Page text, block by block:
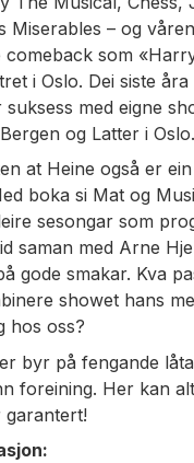
Miserables – og
comeback som
i Oslo. Dei siste
med eigne
og Latter i Oslo.
at Heine også er
boka si Mat og
sesongar som
saman med Arne
gode smakar. Kva
showet hans
hos oss?
byr på fengande
foreining. Her kan
garantert!